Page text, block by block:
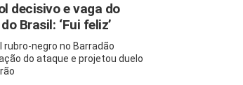
decisivo e vaga do
Brasil: ‘Fui feliz’
rubro-negro no Barradão
do ataque e projetou duelo